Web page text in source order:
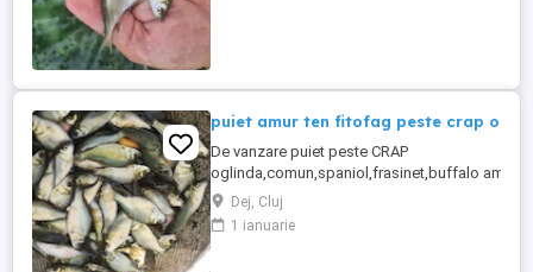
puiet amur ten fitofag peste crap
De vanzare puiet peste CRAP
oglinda,comun,spaniol,frasinet,buffalo
iaz helesteu lac balta, : dimensiuni : 4-6 cm
judetul Cluj,Salaj,Bistrita,Jibou,Zalau,Baia
mare,Dej,Beclean,Gherla,Turda,Campia
Dej, Cluj
1 ianuarie